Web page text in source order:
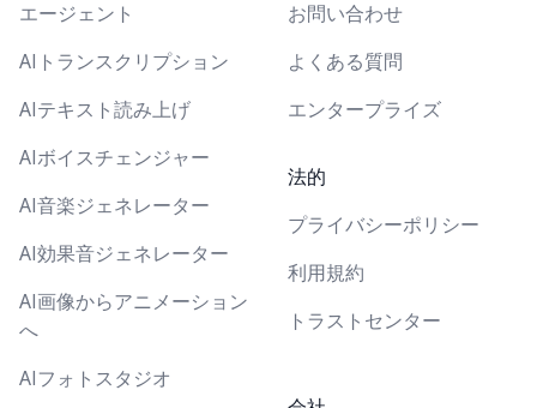
エージェント
AIトランスクリプション
AIテキスト読み上げ
AIボイスチェンジャー
AI音楽ジェネレーター
AI効果音ジェネレーター
AI画像からアニメーション
へ
AIフォトスタジオ
お問い合わせ
よくある質問
エンタープライズ
法的
プライバシーポリシー
利用規約
トラストセンター